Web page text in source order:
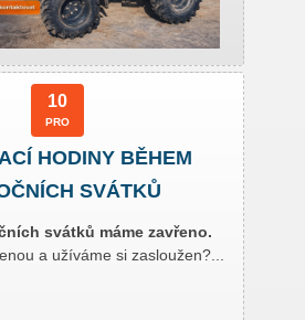
10
PRO
HODINY BĚHEM
SVÁTKŮ
svátků máme zavřeno.
a užíváme si zasloužen?...